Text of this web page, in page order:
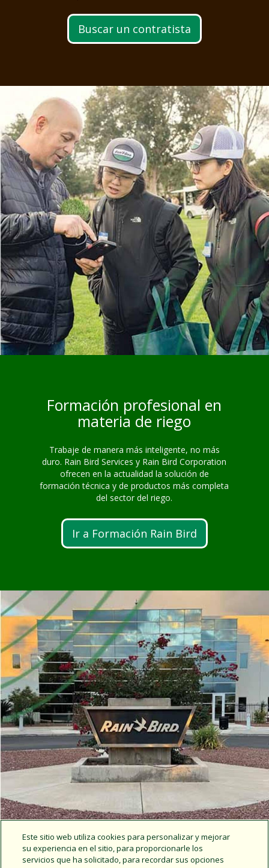
Buscar un contratista
Formación profesional en
materia de riego
Trabaje de manera más inteligente, no más
duro. Rain Bird Services y Rain Bird Corporation
ofrecen en la actualidad la solución de
formación técnica y de productos más completa
del sector del riego.
Ir a Formación Rain Bird
Este sitio web utiliza cookies para personalizar y mejorar
su experiencia en el sitio, para proporcionarle los
servicios que ha solicitado, para recordar sus opciones